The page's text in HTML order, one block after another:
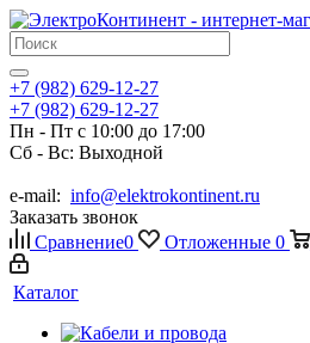
+7 (982) 629-12-27
+7 (982) 629-12-27
Пн - Пт с 10:00 до 17:00
Сб - Вс: Выходной
e-mail: info@elektrokontinent.ru
Заказать звонок
Сравнение0 Отложенные 0
Каталог